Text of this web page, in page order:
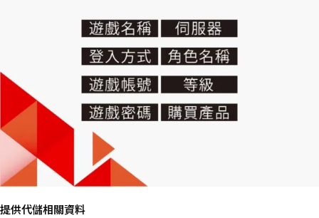
提供代儲相關資料